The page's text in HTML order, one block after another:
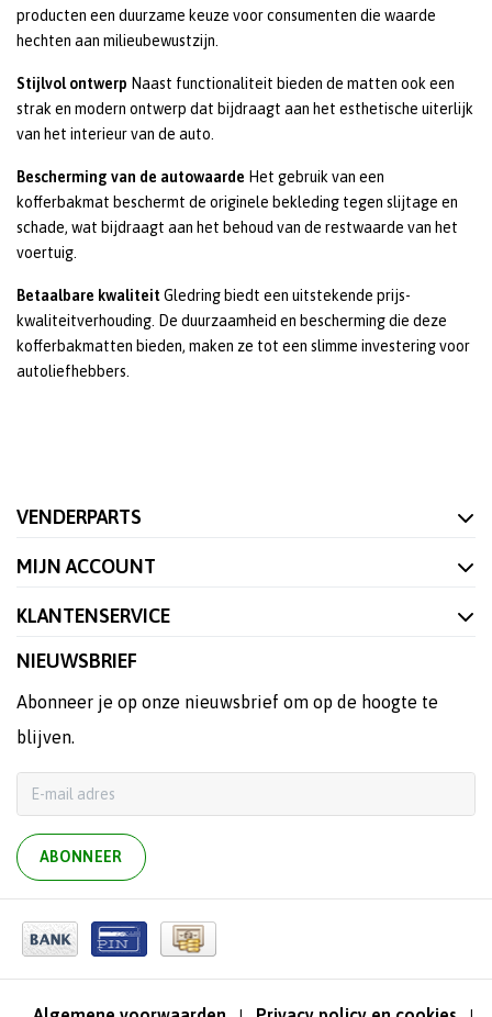
producten een duurzame keuze voor consumenten die waarde
hechten aan milieubewustzijn.
Stijlvol ontwerp Naast functionaliteit bieden de matten ook een
strak en modern ontwerp dat bijdraagt aan het esthetische uiterlijk
van het interieur van de auto.
Bescherming van de autowaarde Het gebruik van een
kofferbakmat beschermt de originele bekleding tegen slijtage en
schade, wat bijdraagt aan het behoud van de restwaarde van het
voertuig.
Betaalbare kwaliteitGledring biedt een uitstekende prijs-
kwaliteitverhouding. De duurzaamheid en bescherming die deze
kofferbakmatten bieden, maken ze tot een slimme investering voor
autoliefhebbers.
VENDERPARTS
MIJN ACCOUNT
KLANTENSERVICE
NIEUWSBRIEF
Abonneer je op onze nieuwsbrief om op de hoogte te
blijven.
ABONNEER